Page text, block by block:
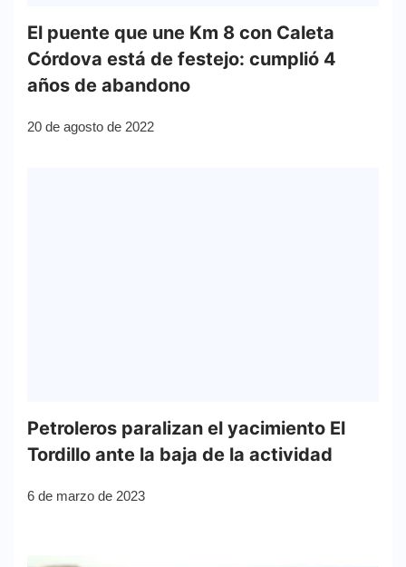
El puente que une Km 8 con Caleta
Córdova está de festejo: cumplió 4
años de abandono
20 de agosto de 2022
Petroleros paralizan el yacimiento El
Tordillo ante la baja de la actividad
6 de marzo de 2023